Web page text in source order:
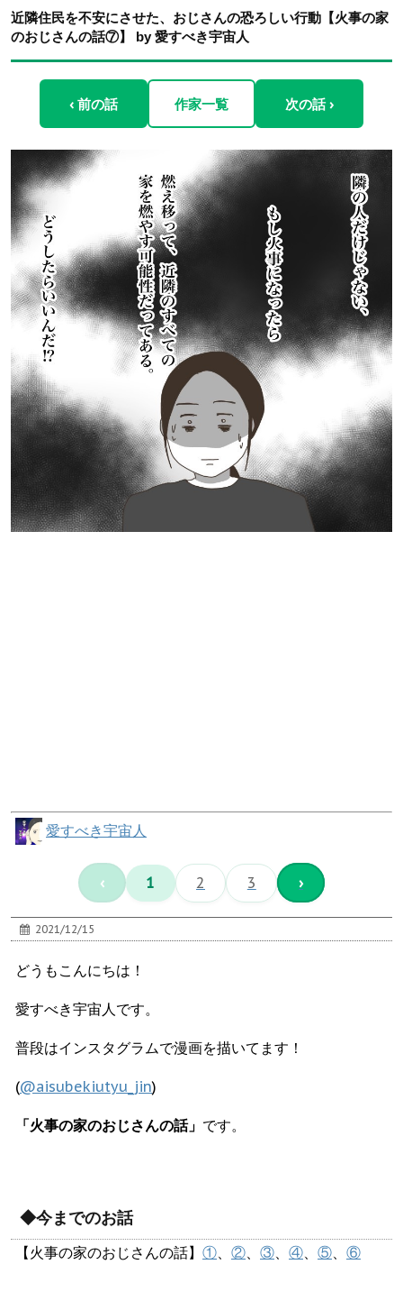
近隣住民を不安にさせた、おじさんの恐ろしい行動【火事の家
のおじさんの話⑦】 by 愛すべき宇宙人
‹ 前の話 作家一覧 次の話 ›
愛すべき宇宙人
‹ 1 2 3 ›
2021/12/15
どうもこんにちは！
愛すべき宇宙人です。
普段はインスタグラムで漫画を描いてます！
(@aisubekiutyu_jin)
「火事の家のおじさんの話」 です。
◆今までのお話
【火事の家のおじさんの話】 ①、 ②、 ③、 ④、 ⑤、 ⑥